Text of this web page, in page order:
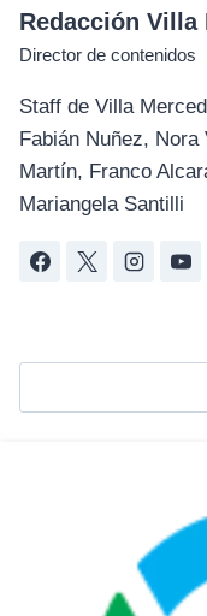
Redacción Villa
Director de contenidos
Staff de Villa
Fabián Nuñez,
Martín, Franco
Mariangela Santilli